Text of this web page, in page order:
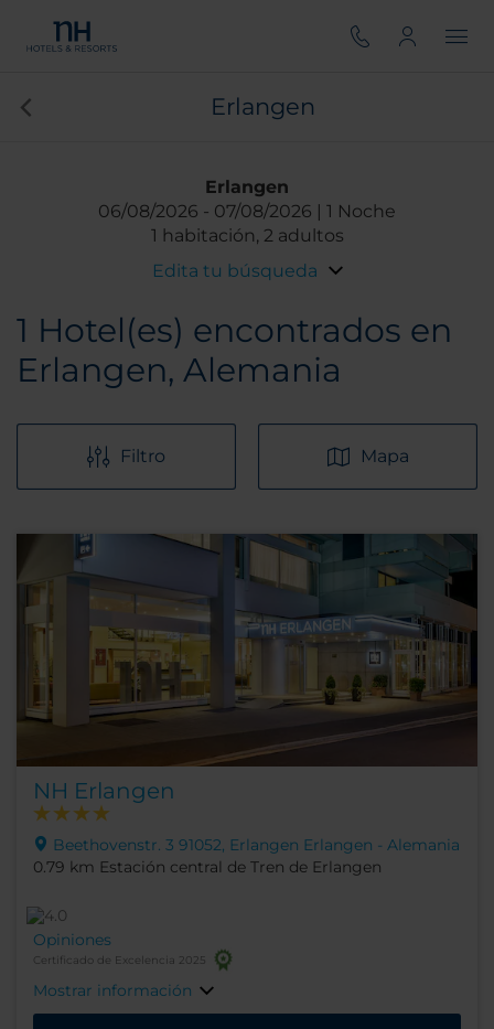
Erlangen
Erlangen
06/08/2026
07/08/2026
1 Noche
1 habitación, 2 adultos
Edita tu búsqueda
1 Hotel(es) encontrados en
Erlangen, Alemania
Filtro Mapa
NH Erlangen
Beethovenstr. 3 91052, Erlangen Erlangen - Alemania
0.79 km Estación central de Tren de Erlangen
Opiniones
Certificado de Excelencia 2025
Mostrar información